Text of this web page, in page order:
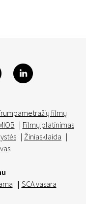
filmų
| Filmų platinimas
| Žiniasklaida |
| SCA vasara